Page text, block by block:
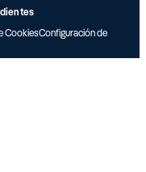
CookiesConfiguración de